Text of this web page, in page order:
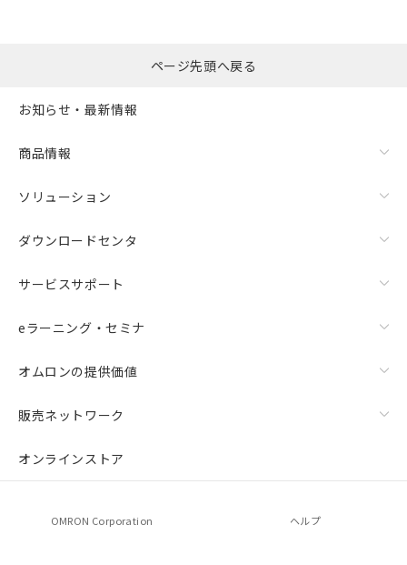
ページ先頭へ戻る
お知らせ・最新情報
商品情報
ソリューション
ダウンロードセンタ
サービスサポート
eラーニング・セミナ
オムロンの提供価値
販売ネットワーク
オンラインストア
OMRON Corporation ヘルプ